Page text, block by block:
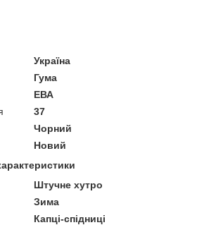
Україна
Гума
ЕВА
37
Чорний
Новий
Штучне хутро
Зима
Капці-спідниці